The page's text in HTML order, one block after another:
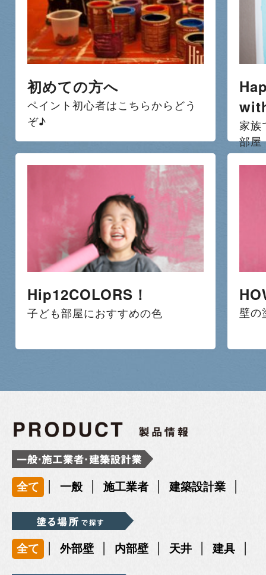
初めての方へ
ペイント初心者はこちらからどう
ぞ♪
家族
部屋
Hip12COLORS！
子ども部屋におすすめの色 壁の
全て | 一般 | 施工業者 | 建築設計業 |
全て | 外部壁 | 内部壁 | 天井 | 建具 |